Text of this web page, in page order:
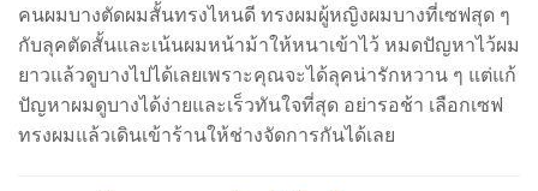
คนผมบางตัดผมสั้นทรงไหนดี ทรงผมผู้หญิงผมบางที่เซฟสุด ๆ
กับลุคตัดสั้นและเน้นผมหน้าม้าให้หนาเข้าไว้ หมดปัญหาไว้ผม
ยาวแล้วดูบางไปได้เลยเพราะคุณจะได้ลุคน่ารักหวาน ๆ แต่แก้
ปัญหาผมดูบางได้ง่ายและเร็วทันใจที่สุด อย่ารอช้า เลือกเซฟ
ทรงผมแล้วเดินเข้าร้านให้ช่างจัดการกันได้เลย